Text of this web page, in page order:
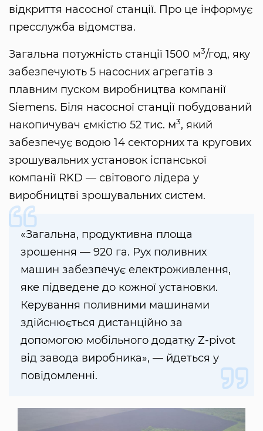
відкриття насосної станції. Про це інформує
пресслужба відомства.
Загальна потужність станції 1500 м3/год, яку
забезпечують 5 насосних агрегатів з
плавним пуском виробництва компанії
Siemens. Біля насосної станції побудований
накопичувач ємкістю 52 тис. м3, який
забезпечує водою 14 секторних та кругових
зрошувальних установок іспанської
компанії RKD — світового лідера у
виробництві зрошувальних систем.
«Загальна, продуктивна площа
зрошення — 920 га. Рух поливних
машин забезпечує електроживлення,
яке підведене до кожної установки.
Керування поливними машинами
здійснюється дистанційно за
допомогою мобільного додатку Z-pivot
від завода виробника», — йдеться у
повідомленні.